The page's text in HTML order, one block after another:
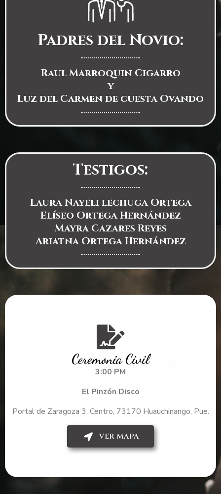
Padres del Novio:
Raul Marroquin Cigarro
y
Luz del Carmen de cuesta Ovando
Testigos:
Laura Nayeli lechuga Ortega
Elíseo Ortega Hernández
Mayra Cazares Reyes
Ariatna Ortega Hernández
Ceremonia Civil
3:00 PM
El Pinzón Disco
Portal de Zaragoza 3, Centro, 73170 Huauchinango, Pue.
VER MAPA